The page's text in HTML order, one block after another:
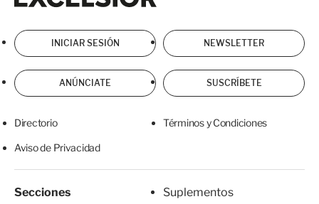
INICIAR SESIÓN NEWSLETTER
ANÚNCIATE SUSCRÍBETE
Directorio Términos y Condiciones
Aviso de Privacidad
Secciones
Suplementos